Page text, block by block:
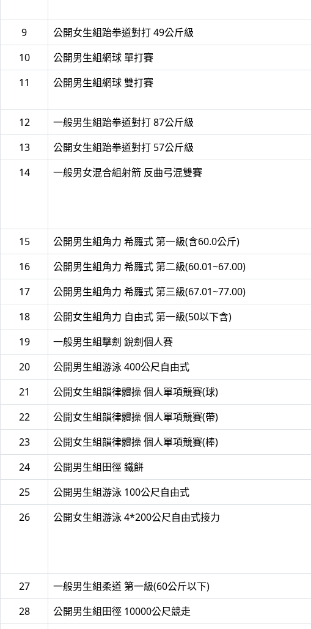
9 公開女生組跆拳道對打 49公斤級
10
公開男生組網球 單打賽
11
公開男生組網球 雙打賽
12 一般男生組跆拳道對打 87公斤級
13
公開女生組跆拳道對打 57公斤級
14
一般男女混合組射箭 反曲弓混雙賽
15 公開男生組角力 希羅式 第一級(含60.0公斤)
16
公開男生組角力 希羅式 第二級(60.01~67.00)
17
公開男生組角力 希羅式 第三級(67.01~77.00)
18
公開女生組角力 自由式 第一級(50以下含)
19
一般男生組擊劍 銳劍個人賽
20
公開男生組游泳 400公尺自由式
21
公開女生組韻律體操 個人單項競賽(球)
22
公開女生組韻律體操 個人單項競賽(帶)
23
公開女生組韻律體操 個人單項競賽(棒)
24
公開男生組田徑 鐵餅
25
公開男生組游泳 100公尺自由式
26
公開女生組游泳 4*200公尺自由式接力
27 一般男生組柔道 第一級(60公斤以下)
28
公開男生組田徑 10000公尺競走